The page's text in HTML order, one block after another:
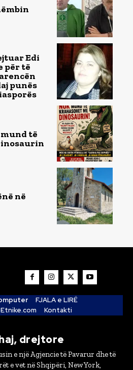
Edi
për të
punës
të
në
FJALA e LIRË
Kontakti
drejtore
e një Agjencie të Pavarur dhe të
e vet në Shqipëri, New York,